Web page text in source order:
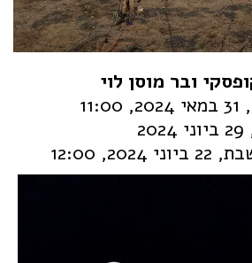
ובר מוסן לוי
2024, 12:00